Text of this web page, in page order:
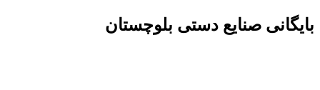
بایگانی صنایع دستی بلوچستان